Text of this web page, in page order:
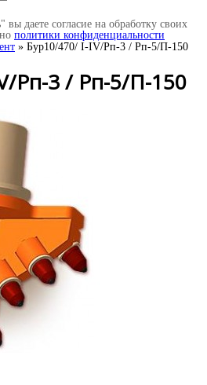
даете согласие на обработку своих
политики конфиденциальности
» Бур10/470/ I-IV/Рп-3 / Рп-5/П-150
Рп-3 / Рп-5/П-150